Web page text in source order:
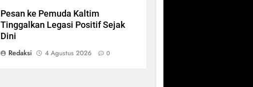
Pesan ke Pemuda Kaltim
Tinggalkan Legasi Positif Sejak
Dini
Redaksi
4 Agustus 2026 0